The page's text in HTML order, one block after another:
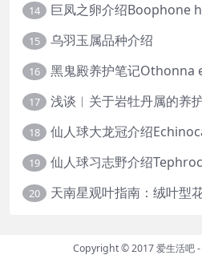
14 巨凤之卵介绍Boophone
15 乌羽玉属品种介绍
16 黑鬼殿养护笔记
17 浅谈︱关于岩牡丹属的养
18 仙人球大龙冠介绍
19 仙人球习志野介绍
20
Copyright © 2017爱生活吧-